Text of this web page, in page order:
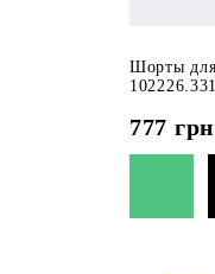
Шорты для
102226.331
777 грн